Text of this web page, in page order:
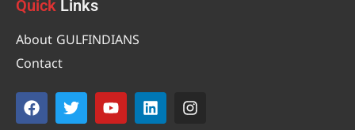
Quick Links
About GULFINDIANS
Contact